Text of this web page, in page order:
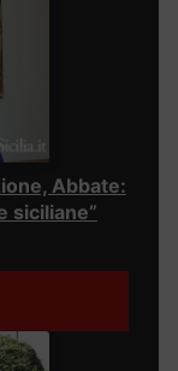
Abbate:
siciliane”